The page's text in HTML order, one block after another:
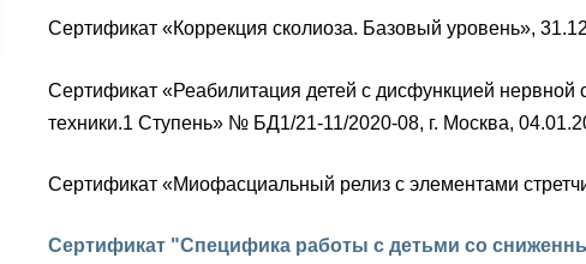
Сертификат «Коррекция сколиоза. Базовый уровень»,
Сертификат «Реабилитация детей с дисфункцией
техники.1 Ступень» № БД1/21-11/2020-08, г. Москва,
Сертификат «Миофасциальный релиз с элементами
Сертификат "Специфика работы с детьми со